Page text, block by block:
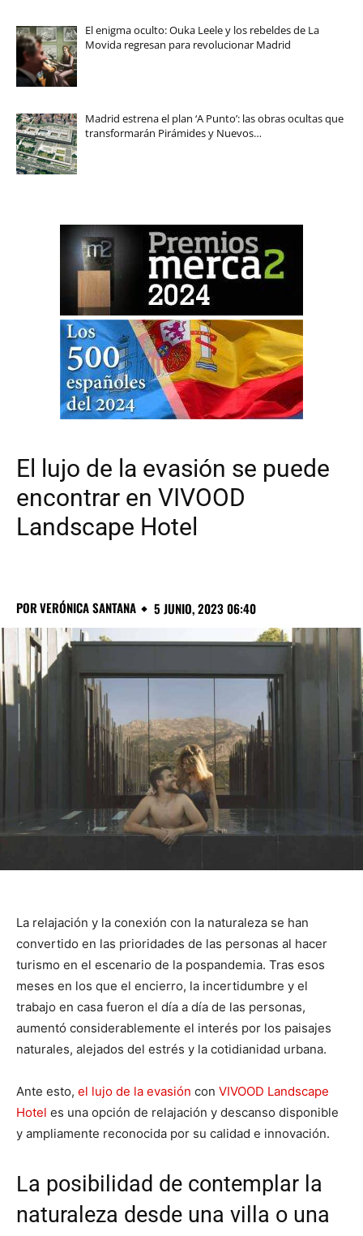
El enigma oculto: Ouka Leele y los rebeldes de La
Movida regresan para revolucionar Madrid
Madrid estrena el plan ‘A Punto’: las obras ocultas que
transformarán Pirámides y Nuevos…
El lujo de la evasión se puede
encontrar en VIVOOD
Landscape Hotel
PORVERÓNICA SANTANA 5 JUNIO, 2023 06:40
La relajación y la conexión con la naturaleza se han
convertido en las prioridades de las personas al hacer
turismo en el escenario de la pospandemia. Tras esos
meses en los que el encierro, la incertidumbre y el
trabajo en casa fueron el día a día de las personas,
aumentó considerablemente el interés por los paisajes
naturales, alejados del estrés y la cotidianidad urbana.
Ante esto, el lujo de la evasión con VIVOOD Landscape
Hotel es una opción de relajación y descanso disponible
y ampliamente reconocida por su calidad e innovación.
La posibilidad de contemplar la
naturaleza desde una villa o una